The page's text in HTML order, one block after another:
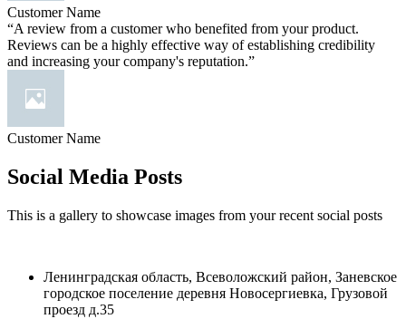
Customer Name
“A review from a customer who benefited from your product.
Reviews can be a highly effective way of establishing credibility
and increasing your company's reputation.”
Customer Name
Social Media Posts
This is a gallery to showcase images from your recent social posts
Ленинградская область, Всеволожский район, Заневское
городское поселение деревня Новосергиевка, Грузовой
проезд д.35